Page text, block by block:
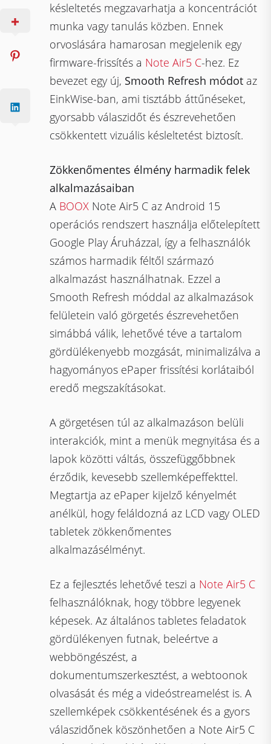
késleltetés megzavarhatja a koncentrációt
munka vagy tanulás közben. Ennek
orvoslására hamarosan megjelenik egy
firmware-frissítés a Note Air5 C-hez. Ez
bevezet egy új, Smooth Refresh módot az
EinkWise-ban, ami tisztább áttűnéseket,
gyorsabb válaszidőt és észrevehetően
csökkentett vizuális késleltetést biztosít.
Zökkenőmentes élmény harmadik felek
alkalmazásaiban
A BOOX Note Air5 C az Android 15
operációs rendszert használja előtelepített
Google Play Áruházzal, így a felhasználók
számos harmadik féltől származó
alkalmazást használhatnak. Ezzel a
Smooth Refresh móddal az alkalmazások
felületein való görgetés észrevehetően
simábbá válik, lehetővé téve a tartalom
gördülékenyebb mozgását, minimalizálva a
hagyományos ePaper frissítési korlátaiból
eredő megszakításokat.
A görgetésen túl az alkalmazáson belüli
interakciók, mint a menük megnyitása és a
lapok közötti váltás, összefüggőbbnek
érződik, kevesebb szellemképeffekttel.
Megtartja az ePaper kijelző kényelmét
anélkül, hogy feláldozná az LCD vagy OLED
tabletek zökkenőmentes
alkalmazásélményt.
Ez a fejlesztés lehetővé teszi a Note Air5 C
felhasználóknak, hogy többre legyenek
képesek. Az általános tabletes feladatok
gördülékenyen futnak, beleértve a
webböngészést, a
dokumentumszerkesztést, a webtoonok
olvasását és még a videóstreamelést is. A
szellemképek csökkentésének és a gyors
válaszidőnek köszönhetően a Note Air5 C